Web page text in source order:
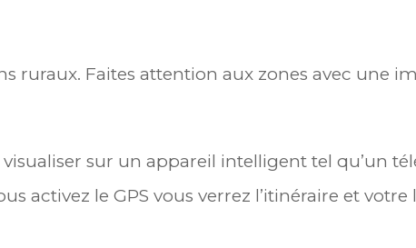
ruraux. Faites attention aux zones avec une
sur un appareil intelligent tel qu’un
activez le GPS vous verrez l’itinéraire et